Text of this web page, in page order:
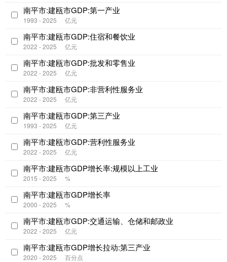
南平市:建瓯市GDP:第一产业
1993 - 2025 亿元
南平市:建瓯市GDP:住宿和餐饮业
2022 - 2025 亿元
南平市:建瓯市GDP:批发和零售业
2022 - 2025 亿元
南平市:建瓯市GDP:非营利性服务业
2022 - 2025 亿元
南平市:建瓯市GDP:第三产业
1993 - 2025 亿元
南平市:建瓯市GDP:营利性服务业
2022 - 2025 亿元
南平市:建瓯市GDP增长率:规模以上工业
2015 - 2025 %
南平市:建瓯市GDP增长率
2000 - 2025 %
南平市:建瓯市GDP:交通运输、仓储和邮政业
2022 - 2025 亿元
南平市:建瓯市GDP增长拉动:第三产业
2020 - 2025 百分点